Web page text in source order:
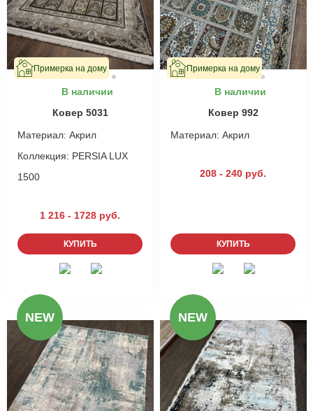
Примерка на дому
В наличии
Ковер 5031
Материал: Акрил
Коллекция: PERSIA LUX
1500
1 216 - 1728 руб.
КУПИТЬ
Примерка на дому
В наличии
Ковер 992
Материал: Акрил
208 - 240 руб.
КУПИТЬ
NEW NEW
ОСТАВИТЬ ЗАЯВКУ
заказ!
Голубые, синие, бирюзовые ковры
- +
руб.